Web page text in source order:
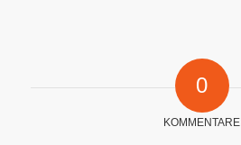
0
KOMMENTARE